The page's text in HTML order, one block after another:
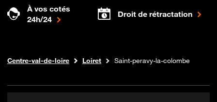
À vos cotés
24h/24
Droit de rétractation
Boutique Orange
Internet fibre
Centre-val-de-loire Loiret Saint-peravy-la-colombe